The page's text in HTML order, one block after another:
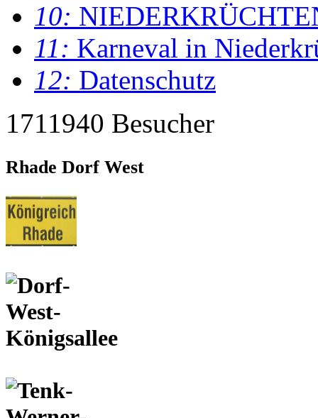
10:
11: Karneval in
12: Datenschutz
1711940 Besucher
Rhade Dorf West